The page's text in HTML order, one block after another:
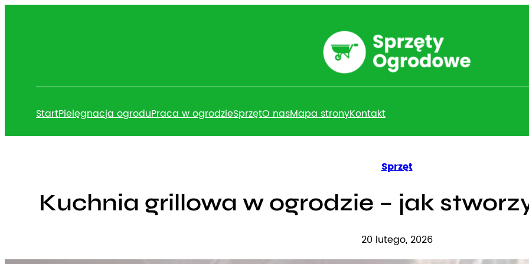
StartPielęgnacja ogroduPraca w ogrodzieSprzętO nasMapa stronyKontakt
Sprzęt
Kuchnia grillowa w ogrodzie – jak
20 lutego, 2026